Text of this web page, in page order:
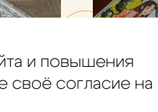
серии
и повышения
своё согласие на